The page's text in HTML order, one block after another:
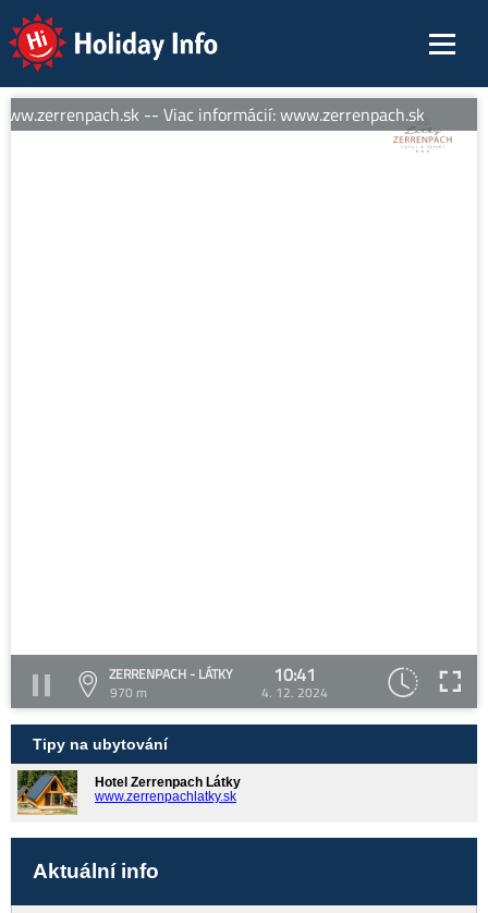
Holiday Info
-- Viac informácií: www.zerrenpach.sk
ZERRENPACH - LÁTKY
970 m
10:41
4. 12. 2024
Tipy na ubytování
Hotel Zerrenpach Látky
www.zerrenpachlatky.sk
Aktuální info